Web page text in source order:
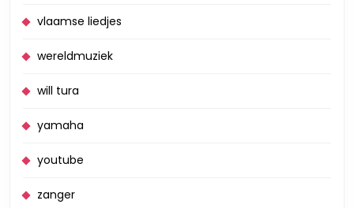
vlaamse liedjes
wereldmuziek
will tura
yamaha
youtube
zanger